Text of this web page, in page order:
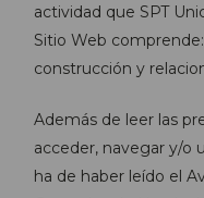
actividad que SPT
Sitio Web
construcción y
Además de leer las
acceder, navegar y/o
ha de haber leído el